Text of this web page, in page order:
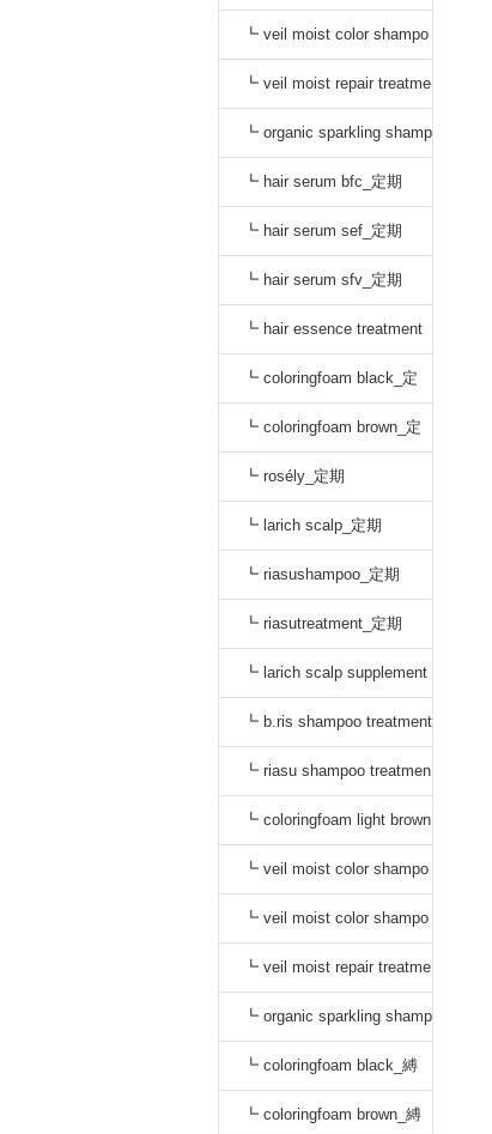
o black_通常
┗ veil moist color shampo
o dark brown_通常
┗ veil moist repair treatme
nt_通常
┗ organic sparkling shamp
oo_定期
┗ hair serum bfc_定期
┗ hair serum sef_定期
┗ hair serum sfv_定期
┗ hair essence treatment
dr_定期
┗ coloringfoam black_定
期
┗ coloringfoam brown_定
期
┗ rosély_定期
┗ larich scalp_定期
┗ riasushampoo_定期
┗ riasutreatment_定期
┗ larich scalp supplement
_定期
┗ b.ris shampoo treatment
セット_定期
┗ riasu shampoo treatmen
t セット_定期
┗ coloringfoam light brown
_定期
┗ veil moist color shampo
o black_定期
┗ veil moist color shampo
o dark brown_定期
┗ veil moist repair treatme
nt_定期
┗ organic sparkling shamp
oo_縛り
┗ coloringfoam black_縛
り
┗ coloringfoam brown_縛